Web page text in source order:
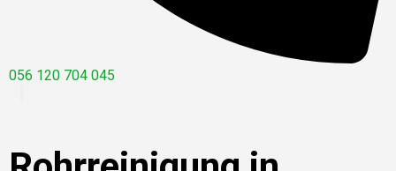
056 120 704 045